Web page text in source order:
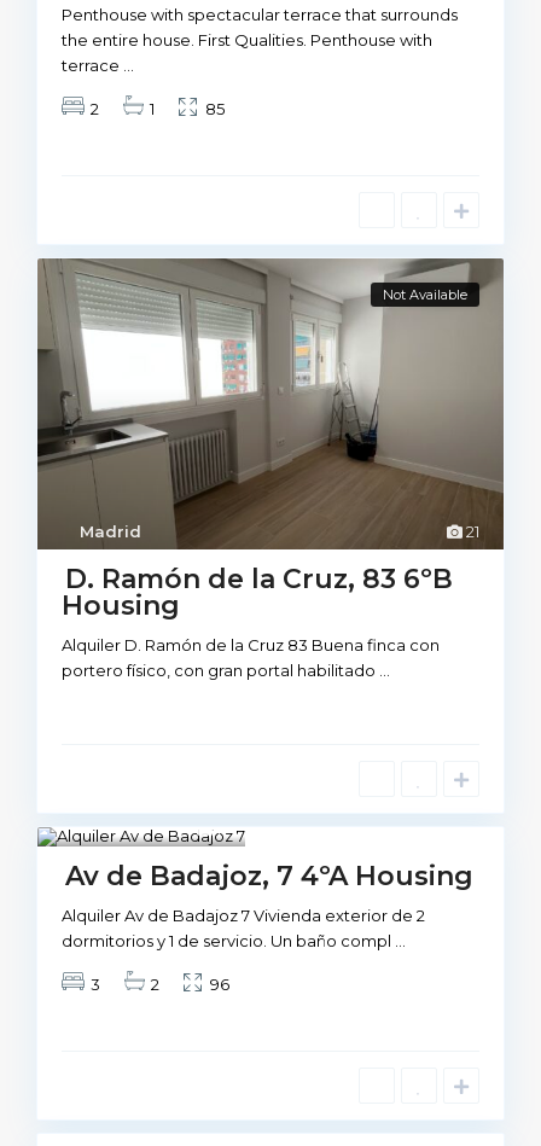
Penthouse with spectacular terrace that surrounds
the entire house. First Qualities. Penthouse with
terrace
2 1 85
21
Madrid
Not Available
D. Ramón de la Cruz, 83 6ºB
Housing
Alquiler D. Ramón de la Cruz 83 Buena finca con
portero físico, con gran portal habilitado
1
Not Available
Av de Badajoz, 7 4ºA Housing
Alquiler Av de Badajoz 7 Vivienda exterior de 2
dormitorios y 1 de servicio. Un baño compl
3 2 96